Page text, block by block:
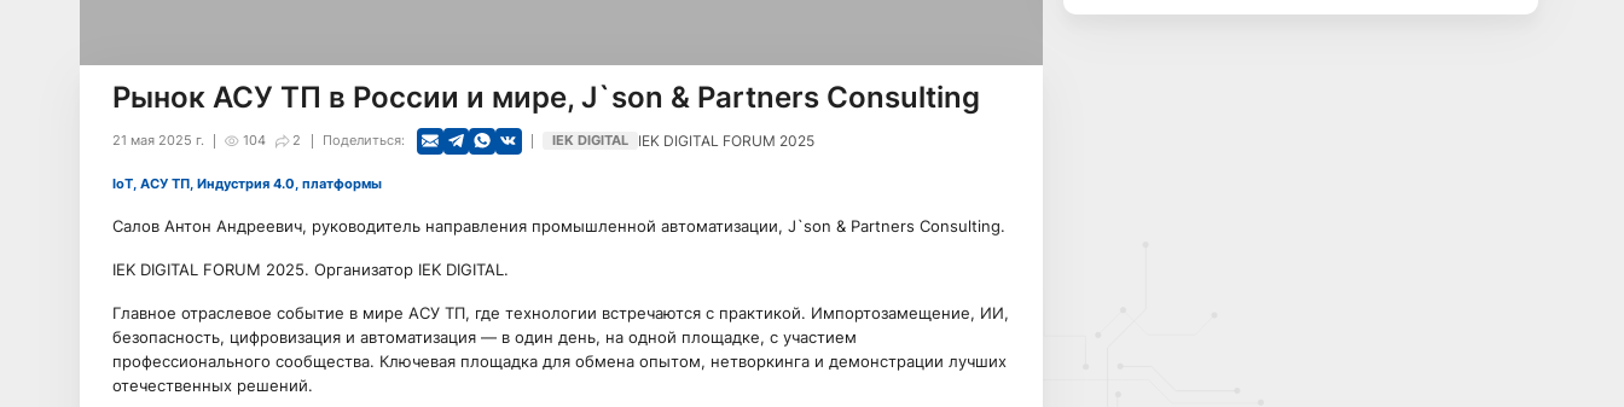
Рынок АСУ ТП в России и мире, J`son & Partners Consulting
104 2
21 мая 2025 г. Поделиться: IEK DIGITAL IEK DIGITAL FORUM 2025
IoT, АСУ ТП, Индустрия 4.0, платформы
Салов Антон Андреевич, руководитель направления промышленной автоматизации, J`son & Partners Consulting.
IEK DIGITAL FORUM 2025. Организатор IEK DIGITAL.
Главное отраслевое событие в мире АСУ ТП, где технологии встречаются с практикой. Импортозамещение, ИИ,
безопасность, цифровизация и автоматизация — в один день, на одной площадке, с участием
профессионального сообщества. Ключевая площадка для обмена опытом, нетворкинга и демонстрации лучших
отечественных решений.